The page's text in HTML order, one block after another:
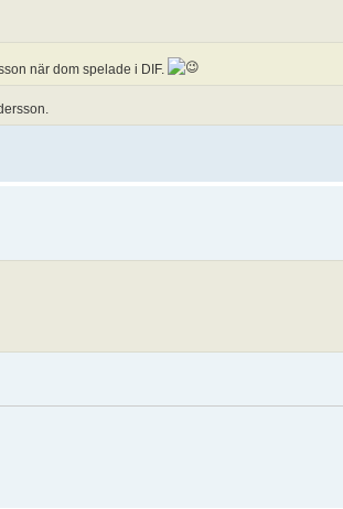
när dom spelade i DIF.